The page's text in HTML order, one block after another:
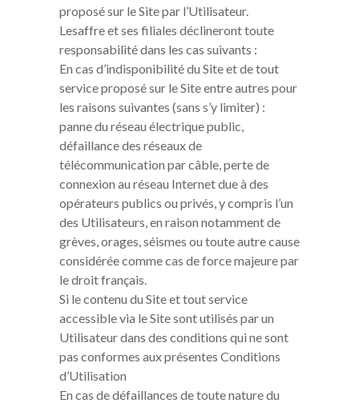
proposé sur le Site par l’Utilisateur.
Lesaffre et ses filiales déclineront toute
responsabilité dans les cas suivants :
En cas d’indisponibilité du Site et de tout
service proposé sur le Site entre autres pour
les raisons suivantes (sans s’y limiter) :
panne du réseau électrique public,
défaillance des réseaux de
télécommunication par câble, perte de
connexion au réseau Internet due à des
opérateurs publics ou privés, y compris l’un
des Utilisateurs, en raison notamment de
grèves, orages, séismes ou toute autre cause
considérée comme cas de force majeure par
le droit français.
Si le contenu du Site et tout service
accessible via le Site sont utilisés par un
Utilisateur dans des conditions qui ne sont
pas conformes aux présentes Conditions
d’Utilisation
En cas de défaillances de toute nature du